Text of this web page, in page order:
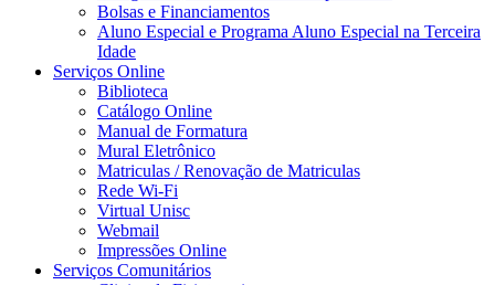
Bolsas e Financiamentos
Aluno Especial e Programa Aluno Especial na Terceira
Idade
Serviços Online
Biblioteca
Catálogo Online
Manual de Formatura
Mural Eletrônico
Matriculas / Renovação de Matriculas
Rede Wi-Fi
Virtual Unisc
Webmail
Impressões Online
Serviços Comunitários